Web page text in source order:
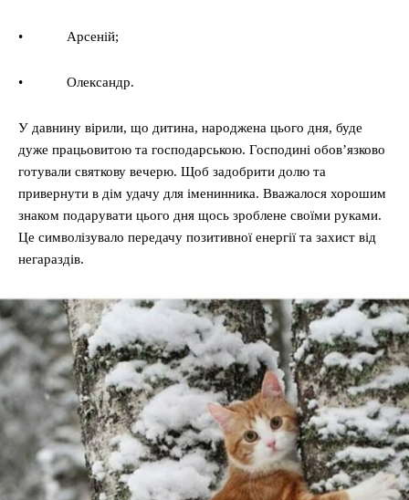
• Арсеній;
• Олександр.
У давнину вірили, що дитина, народжена цього дня, буде
дуже працьовитою та господарською. Господині обов’язково
готували святкову вечерю. Щоб задобрити долю та
привернути в дім удачу для іменинника. Вважалося хорошим
знаком подарувати цього дня щось зроблене своїми руками.
Це символізувало передачу позитивної енергії та захист від
негараздів.